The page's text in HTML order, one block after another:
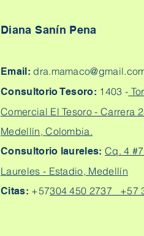
Diana Sanín Pena
Email:
Consultorio Tesoro: 1403 -
Comercial El Tesoro - Carrera
Medellín, Colombia.
Consultorio laureles:Cq. 4
Laureles - Estadio, Medellín
Citas: +57304 450 2737 +57